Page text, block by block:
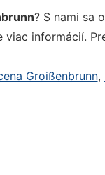
? S nami sa
informácií.
Groißenbrunn,